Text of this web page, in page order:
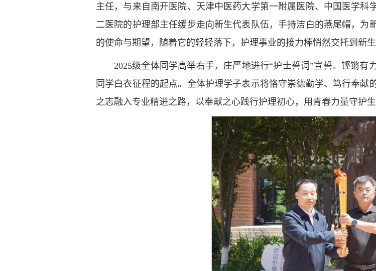
主任，与来自南开医院、天津中医药大学第一附属医院、中国医学科
二医院的护理部主任缓步走向新生代表队伍，手持洁白的燕尾帽，为
的使命与期望，随着它的轻轻落下，护理事业的接力棒悄然交托到新生
2025级全体同学高举右手，庄严地进行“护士誓词”宣誓。铿锵
同学白衣征程的起点。全体护理学子表示将恪守崇德勤学、笃行奉
之志融入专业精进之路，以奉献之心践行护理初心，用青春力量守护